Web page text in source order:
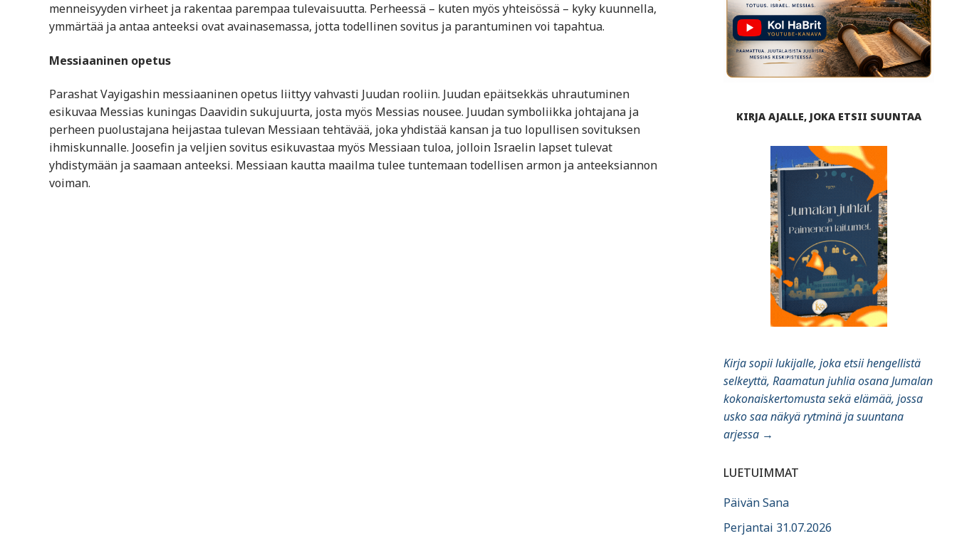
menneisyyden virheet ja rakentaa parempaa tulevaisuutta. Perheessä – kuten myös yhteisössä – kyky kuunnella,
ymmärtää ja antaa anteeksi ovat avainasemassa, jotta todellinen sovitus ja parantuminen voi tapahtua.
Messiaaninen opetus
Parashat Vayigashin messiaaninen opetus liittyy vahvasti Juudan rooliin. Juudan epäitsekkäs uhrautuminen
esikuvaa Messias kuningas Daavidin sukujuurta, josta myös Messias nousee. Juudan symboliikka johtajana ja
perheen puolustajana heijastaa tulevan Messiaan tehtävää, joka yhdistää kansan ja tuo lopullisen sovituksen
ihmiskunnalle. Joosefin ja veljien sovitus esikuvastaa myös Messiaan tuloa, jolloin Israelin lapset tulevat
yhdistymään ja saamaan anteeksi. Messiaan kautta maailma tulee tuntemaan todellisen armon ja anteeksiannon
voiman.
KIRJA AJALLE, JOKA ETSII SUUNTAA
Kirja sopii lukijalle, joka etsii hengellistä
selkeyttä, Raamatun juhlia osana Jumalan
kokonaiskertomusta sekä elämää, jossa
usko saa näkyä rytminä ja suuntana
arjessa →
LUETUIMMAT
Päivän Sana
Perjantai 31.07.2026